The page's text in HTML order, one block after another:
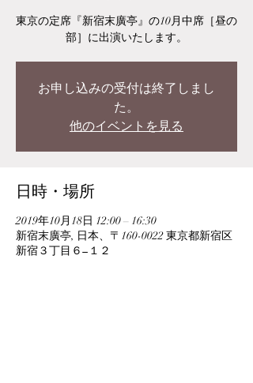
東京の定席『新宿末廣亭』の10月中席［昼の
部］に出演いたします。
お申し込みの受付は終了しまし
た。
他のイベントを見る
日時・場所
2019年10月18日 12:00 – 16:30
新宿末廣亭, 日本、〒160-0022 東京都新宿区
新宿３丁目６−１２